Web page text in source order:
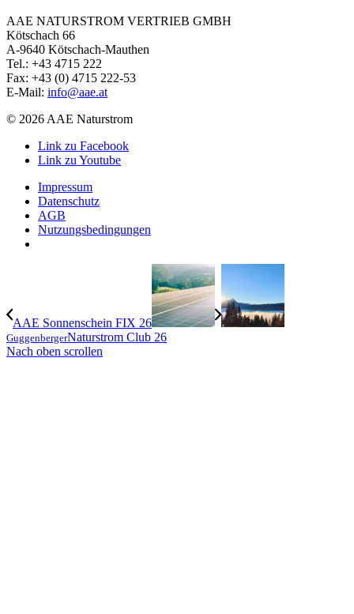
AAE NATURSTROM VERTRIEB GMBH
Kötschach 66
A-9640 Kötschach-Mauthen
Tel.: +43 4715 222
Fax: +43 (0) 4715 222-53
E-Mail: info@aae.at
© 2026 AAE Naturstrom
Link zu Facebook
Link zu Youtube
Impressum
Datenschutz
AGB
Nutzungsbedingungen
AAE Sonnenschein FIX 26
GuggenbergerNaturstrom Club 26
Nach oben scrollen